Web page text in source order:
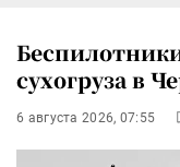
сухогруза в
6 августа 2026, 07:55